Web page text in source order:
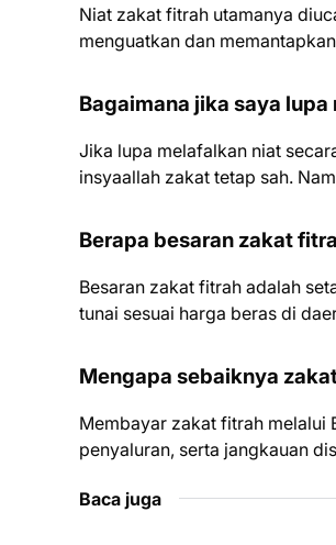
Niat zakat fitrah utamanya
menguatkan dan
Bagaimana jika saya
Jika lupa melafalkan niat
insyaallah zakat tetap sah.
Berapa besaran zakat
Besaran zakat fitrah adalah
tunai sesuai harga beras di
Mengapa sebaiknya
Membayar zakat fitrah melalui
penyaluran, serta jangkauan
Baca juga